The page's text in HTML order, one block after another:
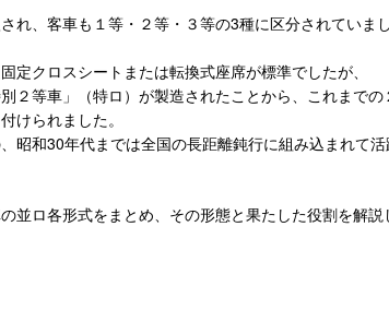
れ、客車も１等・２等・３等の3種に区分されていまし
定クロスシートまたは転換式座席が標準でしたが、
２等車」（特ロ）が製造されたことから、これまで
けられました。
昭和30年代までは全国の長距離鈍行に組み込まれて活
並ロ各形式をまとめ、その形態と果たした役割を解説